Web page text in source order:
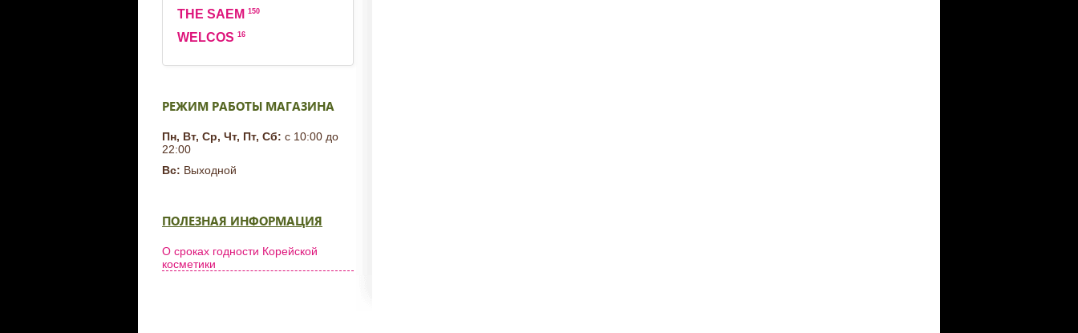
THE SAEM 150
WELCOS 16
РЕЖИМ РАБОТЫ МАГАЗИНА
Пн, Вт, Ср, Чт, Пт, Сб: с 10:00 до
22:00
Вс: Выходной
ПОЛЕЗНАЯ ИНФОРМАЦИЯ
О сроках годности Корейской
косметики